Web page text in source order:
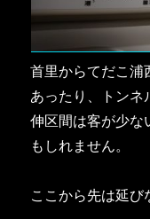
首里からてだこ浦
あったり、トンネ
伸区間は客が少な
もしれません。
ここから先は延び